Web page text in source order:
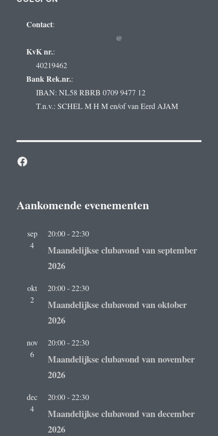
Contact:
@
KvK nr.:
40219462
Bank Rek.nr.:
IBAN: NL58 RBRB 0709 9477 12
T.n.v.: SCHEL M H M en/of van Eerd AJAM
Facebook
Aankomende evenementen
sep
4
20:00-22:30
Maandelijkse clubavond van september
2026
okt
2
20:00-22:30
Maandelijkse clubavond van oktober
2026
nov
6
20:00-22:30
Maandelijkse clubavond van november
2026
dec
4
20:00-22:30
Maandelijkse clubavond van december
2026